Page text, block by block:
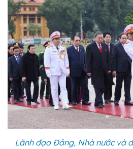
Lãnh đạo Đảng, Nhà nước và